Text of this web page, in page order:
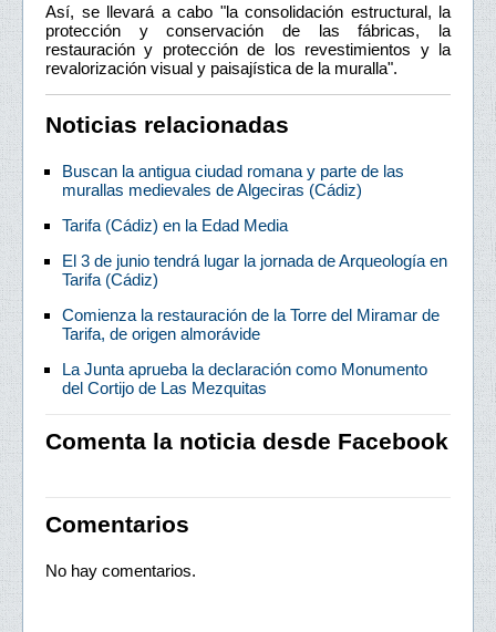
Así, se llevará a cabo "la consolidación estructural, la
protección y conservación de las fábricas, la
restauración y protección de los revestimientos y la
revalorización visual y paisajística de la muralla".
Noticias relacionadas
Buscan la antigua ciudad romana y parte de las
murallas medievales de Algeciras (Cádiz)
Tarifa (Cádiz) en la Edad Media
El 3 de junio tendrá lugar la jornada de Arqueología en
Tarifa (Cádiz)
Comienza la restauración de la Torre del Miramar de
Tarifa, de origen almorávide
La Junta aprueba la declaración como Monumento
del Cortijo de Las Mezquitas
Comenta la noticia desde Facebook
Comentarios
No hay comentarios.